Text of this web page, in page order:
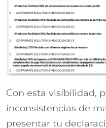
Con esta visibilidad,
inconsistencias de
presentar tu